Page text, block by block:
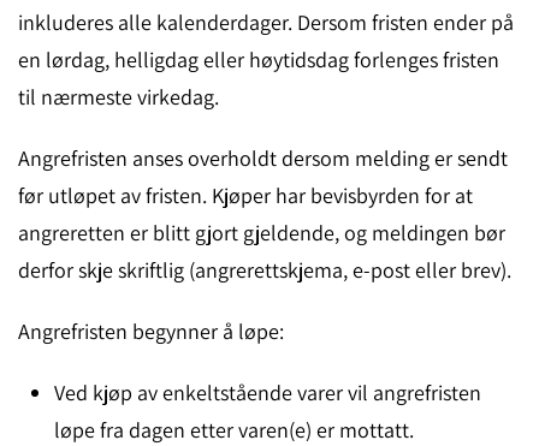
inkluderes alle kalenderdager. Dersom fristen ender på
en lørdag, helligdag eller høytidsdag forlenges fristen
til nærmeste virkedag.
Angrefristen anses overholdt dersom melding er sendt
før utløpet av fristen. Kjøper har bevisbyrden for at
angreretten er blitt gjort gjeldende, og meldingen bør
derfor skje skriftlig (angrerettskjema, e-post eller brev).
Angrefristen begynner å løpe:
Ved kjøp av enkeltstående varer vil angrefristen
løpe fra dagen etter varen(e) er mottatt.